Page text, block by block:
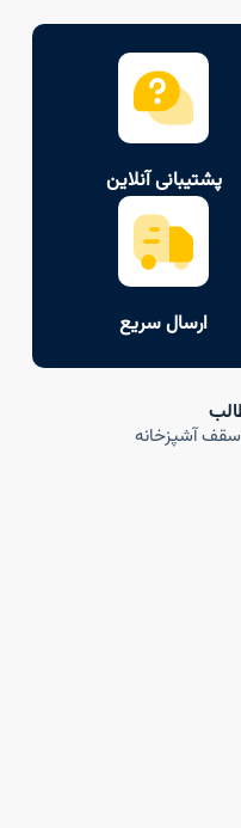
پشتیبانی آنلاین
ارسال سریع
سقف آشپزخانه